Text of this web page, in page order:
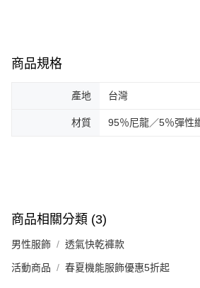
商品規格
產地 台灣
材質 95％尼龍／5％彈性
商品相關分類 (3)
男性服飾 透氣快乾褲款
活動商品 春夏機能服飾優惠5折起